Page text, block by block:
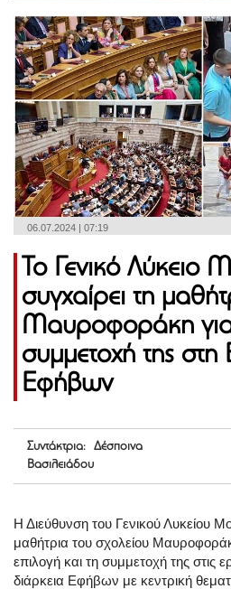
06.07.2024 | 07:19
Το Γενικό Λύκειο
συγχαίρει τη
Μαυροφοράκη
συμμετοχή της
Εφήβων
Συντάκτρια: Δέσποινα
Βασιλειάδου
Η Διεύθυνση του Γενικού Λυκείου
μαθήτρια του σχολείου
επιλογή και τη συμμετοχή της στις
διάρκεια Εφήβων με κεντρική